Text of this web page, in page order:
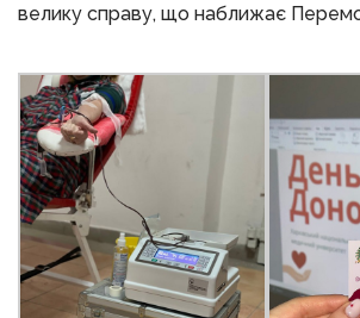
велику справу, що наближає